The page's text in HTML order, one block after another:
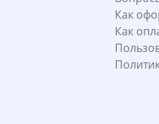
Как
Как